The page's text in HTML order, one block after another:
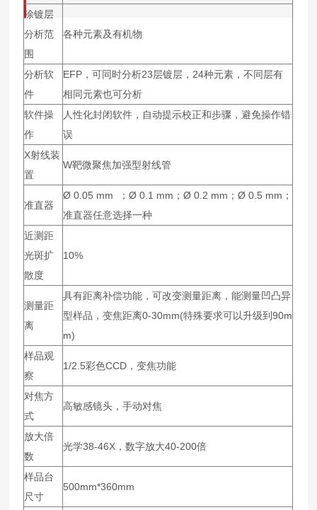
涂镀层
分析范
围
各种元素及有机物
分析软
件
EFP，可同时分析23层镀层，24种元素，不同层有
相同元素也可分析
软件操
作
人性化封闭软件，自动提示校正和步骤，避免操作错
误
X射线装
置
W靶微聚焦加强型射线管
准直器
Ø 0.05 mm ；Ø 0.1 mm；Ø 0.2 mm；Ø 0.5 mm；
准直器任意选择一种
近测距
光斑扩
散度
10%
测量距
离
具有距离补偿功能，可改变测量距离，能测量凹凸异
型样品，变焦距离0-30mm(特殊要求可以升级到90m
m)
样品观
察
1/2.5彩色CCD，变焦功能
对焦方
式
高敏感镜头，手动对焦
放大倍
数
光学38-46X，数字放大40-200倍
样品台
尺寸
500mm*360mm